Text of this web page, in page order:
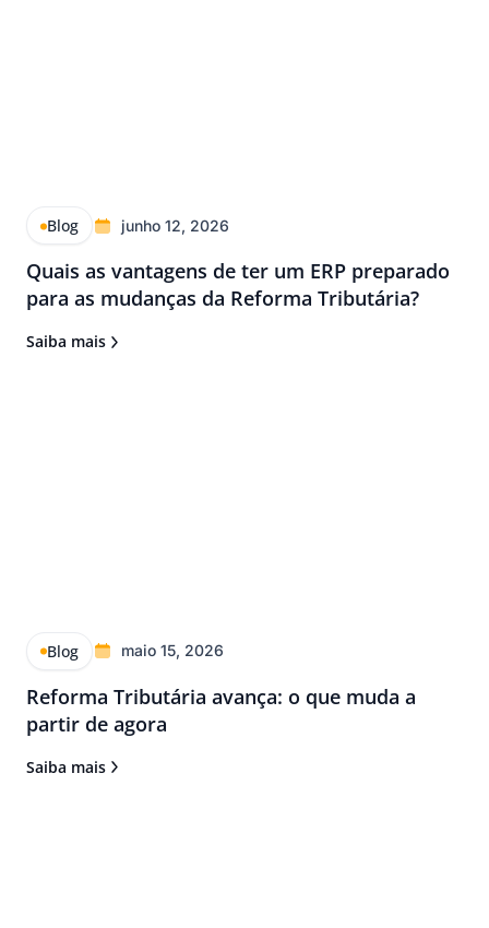
Blog junho 12, 2026
Quais as vantagens de ter um ERP preparado
para as mudanças da Reforma Tributária?
Saiba mais
Blog maio 15, 2026
Reforma Tributária avança: o que muda a
partir de agora
Saiba mais